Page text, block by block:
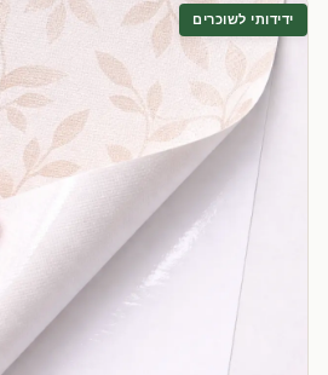
ידידותי לשוכרים